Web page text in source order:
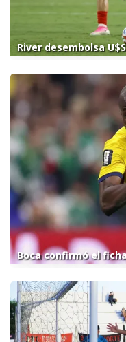
River desembolsa
Boca confirmó el